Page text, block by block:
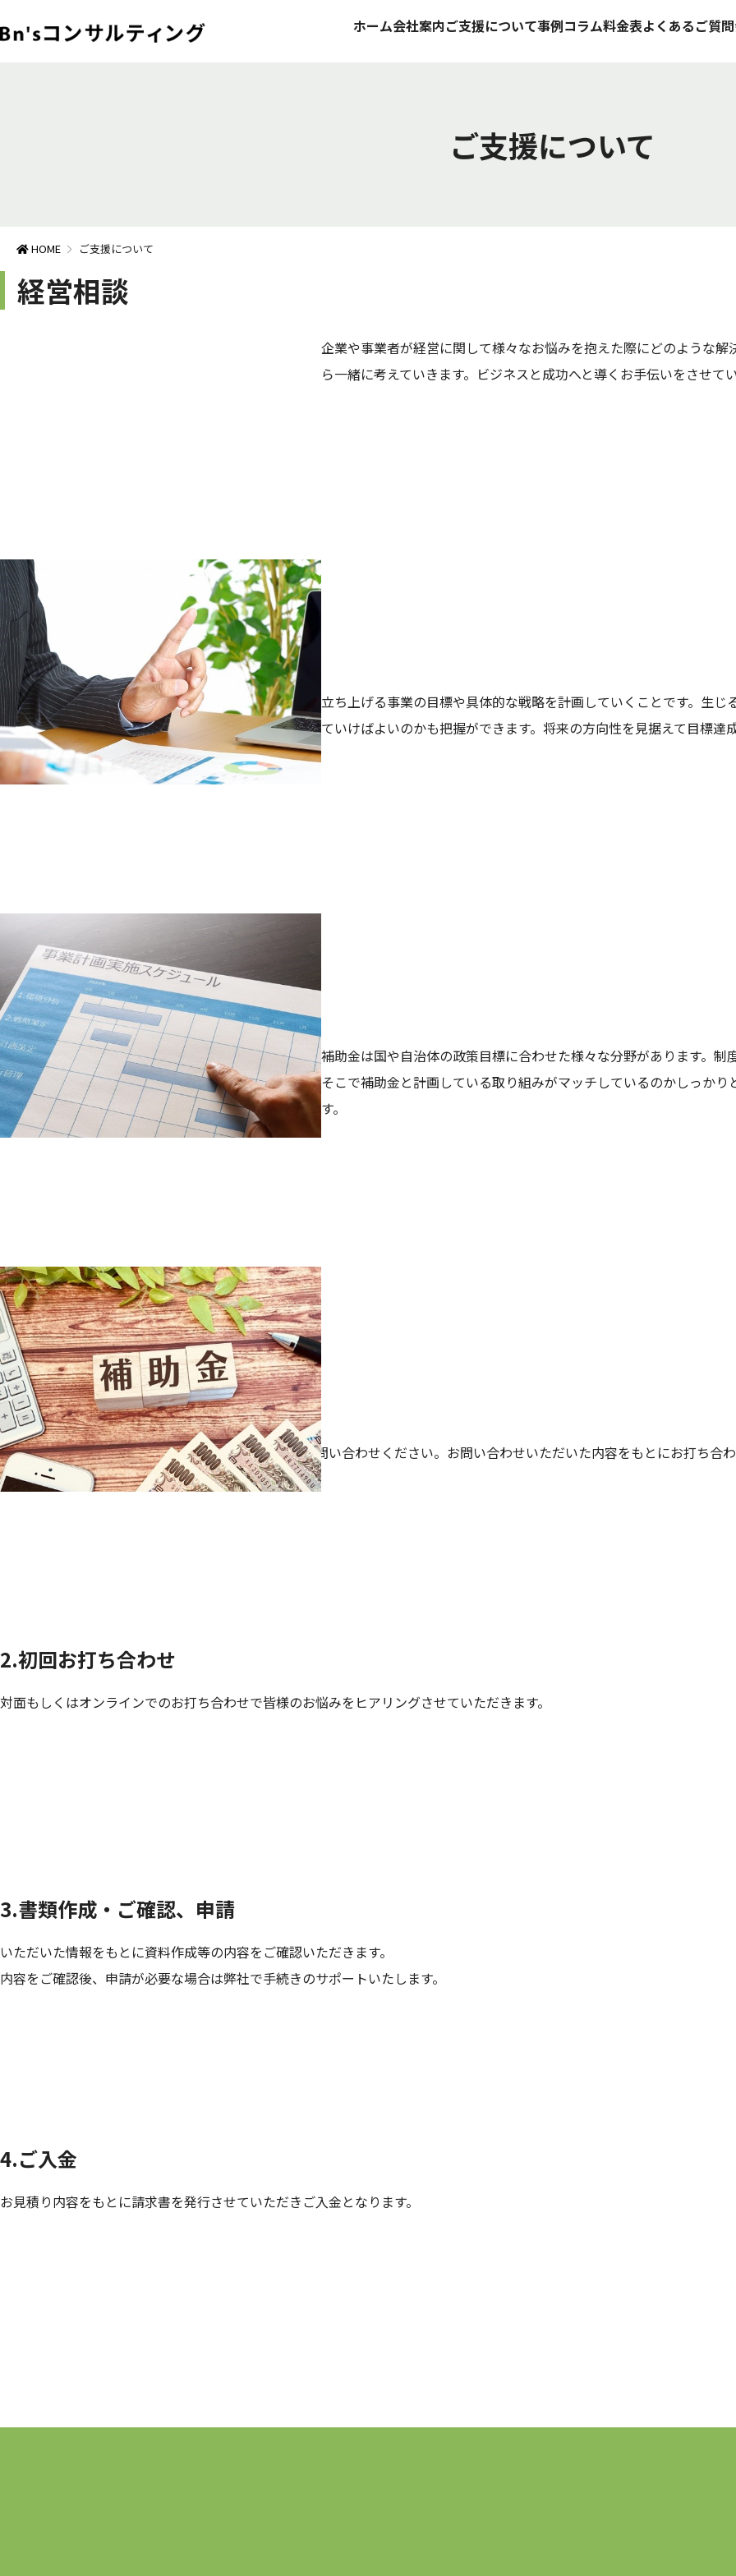
ホーム会社案内ご支援について事例コラム料金表よくあるご質問
ご支援について
HOME ご支援について
経営相談
企業や事業者が経営に関して様々なお悩みを抱えた際にどのような
ら一緒に考えていきます。ビジネスと成功へと導くお手伝いをさせて
事業計画策定
立ち上げる事業の目標や具体的な戦略を計画していくことです。生
ていけばよいのかも把握ができます。将来の方向性を見据えて目標達
補助金申請
補助金は国や自治体の政策目標に合わせた様々な分野があります。
そこで補助金と計画している取り組みがマッチしているのかしっか
す。
ご依頼方法
1.お問い合わせ
お電話もしくはお問い合わせフォームからお気軽にお問い合わせください。お問い合わせいただいた内容をもとにお打ち合
の日程調整をさせていただきます。
2.初回お打ち合わせ
対面もしくはオンラインでのお打ち合わせで皆様のお悩みをヒアリングさせていただきます。
3.書類作成・ご確認、申請
いただいた情報をもとに資料作成等の内容をご確認いただきます。
内容をご確認後、申請が必要な場合は弊社で手続きのサポートいたします。
4.ご入金
お見積り内容をもとに請求書を発行させていただきご入金となります。